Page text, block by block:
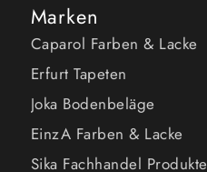
Marken
Caparol Farben & Lacke
Erfurt Tapeten
Joka Bodenbeläge
EinzA Farben & Lacke
Sika Fachhandel Produkte